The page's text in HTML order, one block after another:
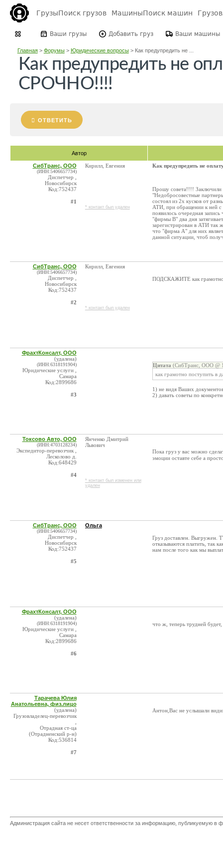
ГрузыПоиск грузов МашиныПоиск машин
Ваши грузы Добавить груз Ваши машины
Главная> Форумы> Юридические вопросы> Как предупредить не ...
Как предупредить не
СРОЧНО!!!!
ОТВЕТИТЬ
Автор
СибТранс, ООО
(ИНН:5406657734)
Диспетчер ,
Новосибирск
Код:752437
#1
Кирилл, Евгения
* контакт был удален
Как предупредить не
Прошу совета!!!! Заключили
"Недобросовестные
состоял из 2х кусков от
АТИ, при обращении к ней с
появилось очередная
"фирмы В" два дня
зарегистрирован в АТИ так
что "фирма А" для них
данной ситуации, чтоб
СибТранс, ООО
(ИНН:5406657734)
Диспетчер ,
Новосибирск
Код:752437
#2
Кирилл, Евгения
* контакт был удален
ПОДСКАЖИТЕ как грамотно
ФрахтКонсалт, ООО
(удалена)
(ИНН:6318191904)
Юридические услуги ,
Самара
Код:2899686
#3
Цитата (СибТранс, ООО @
как грамотно поступить в
1) не видя Ваших
2) давать советы по
Токсово Авто, ООО
(ИНН:4703128234)
Экспедитор-перевозчик ,
Лесколово д.
Код:648429
#4
Янченко Дмитрий
Львович
* контакт был изменен или
удален
Пока груз у вас можно
эмоции оставте себе а
СибТранс, ООО
(ИНН:5406657734)
Диспетчер ,
Новосибирск
Код:752437
#5
Ольга
Груз доставлен. Выгружен.
отказываются платить, так
нам после того как мы
ФрахтКонсалт, ООО
(удалена)
(ИНН:6318191904)
Юридические услуги ,
Самара
Код:2899686
#6
что ж, теперь трудней будет,
Тарачева Юлия
Анатольевна, физ.лицо
(удалена)
Грузовладелец-перевозчик
Отрадная ст-ца
(Отрадненский р-н)
Код:536814
#7
Антон,Вас не услышали
Администрация сайта не несет ответственности за информацию, публикуемую